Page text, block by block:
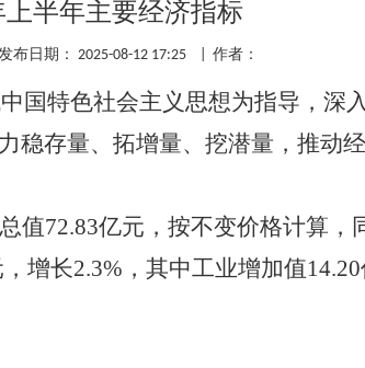
上半年主要经济指标
日期： 2025-08-12 17:25 | 作者：
国特色社会主义思想为指导，深
稳存量、拓增量、挖潜量，推动
72.83亿元，按不变价格计算，
增长2.3%，其中工业增加值